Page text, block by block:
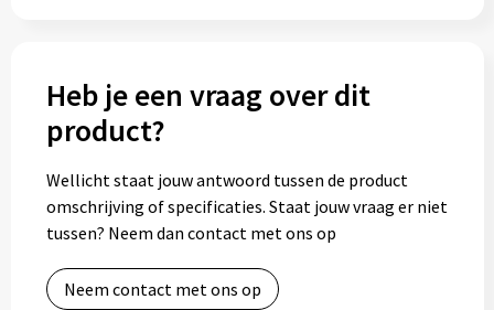
Snoep
Muntjes
Paraplu's
Heb je een vraag over dit
product?
Wellicht staat jouw antwoord tussen de product
omschrijving of specificaties. Staat jouw vraag er niet
tussen? Neem dan contact met ons op
Neem contact met ons op